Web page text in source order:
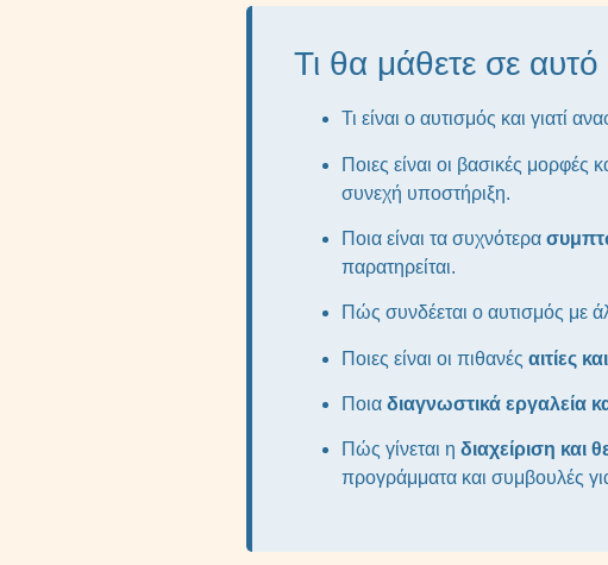
Τι θα μάθετε σε
Τι είναι ο αυτισμός και γιατί
Ποιες είναι οι βασικές
συνεχή υποστήριξη.
Ποια είναι τα συχνότερα
παρατηρείται.
Πώς συνδέεται ο αυτισμός με
Ποιες είναι οι πιθανές αιτίες
Ποια διαγνωστικά εργαλεία
Πώς γίνεται η διαχείριση και
προγράμματα και συμβουλές